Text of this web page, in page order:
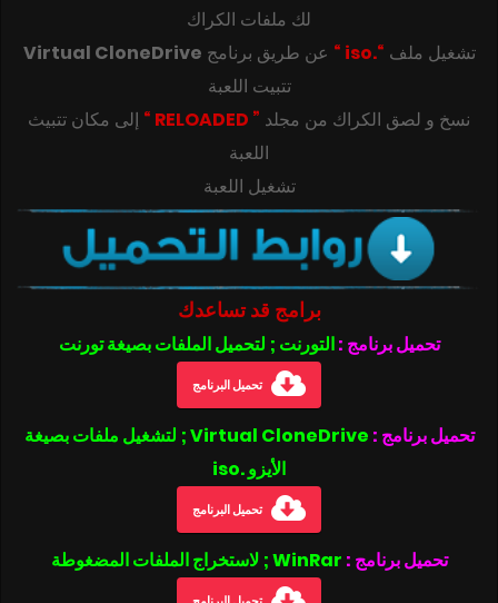
لك ملفات الكراك
تشغيل ملف “.iso “ عن طريق برنامج Virtual CloneDrive
تتبيت اللعبة
‎‫نسخ و لصق الكراك من مجلد ” RELOADED “
إلى مكان تتبيث
تشغيل اللعبة
برامج قد تساعدك
تحميل برنامج :التورنت ; لتحميل الملفات بصيغة تورنت
تحميل البرنامج
تحميل برنامج :
Virtual CloneDrive ; لتشغيل ملفات بصيغة
الأيزو .iso
تحميل البرنامج
تحميل برنامج : WinRar ; لاستخراج الملفات المضغوطة